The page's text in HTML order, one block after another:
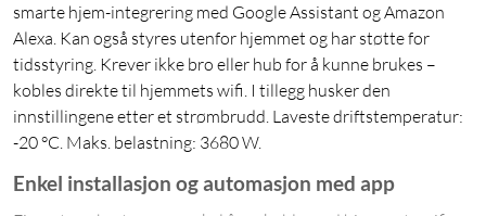
smarte hjem-integrering med Google Assistant og Amazon
Alexa. Kan også styres utenfor hjemmet og har støtte for
tidsstyring. Krever ikke bro eller hub for å kunne brukes –
kobles direkte til hjemmets wifi. I tillegg husker den
innstillingene etter et strømbrudd. Laveste driftstemperatur:
-20 °C. Maks. belastning: 3680 W.
Enkel installasjon og automasjon med app